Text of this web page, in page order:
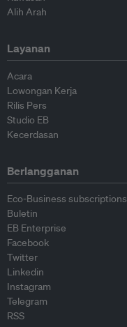
Alih Arah
Layanan
Acara
Lowongan Kerja
Rilis Pers
Studio EB
Kecerdasan
Berlangganan
Eco-Business subscriptions
Buletin
EB Enterprise
Facebook
Twitter
Linkedin
Instagram
Telegram
RSS